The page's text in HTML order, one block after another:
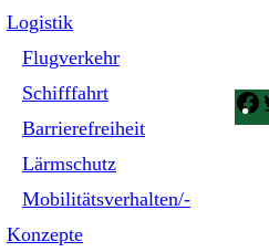
Logistik
Flugverkehr
Schifffahrt
Barrierefreiheit
Lärmschutz
Mobilitätsverhalten/-
Konzepte